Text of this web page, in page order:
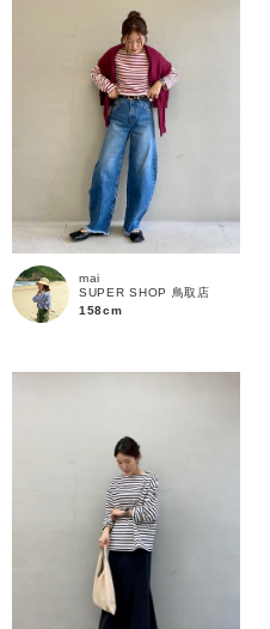
mai
SUPER SHOP 鳥取店
158cm